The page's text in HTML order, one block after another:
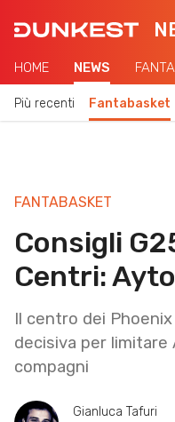
HOME NEWS
Più recenti Fantabasket
FANTABASKET
Consigli
Centri:
Il centro dei
decisiva per
compagni
Gianluca Tafuri